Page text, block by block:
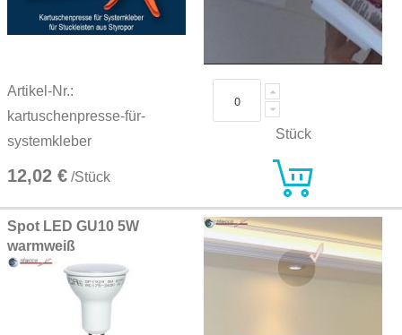
Artikel-Nr.:
kartuschenpresse-für-
systemkleber
12,02 € /Stück
Stück
Spot LED GU10 5W
warmweiß